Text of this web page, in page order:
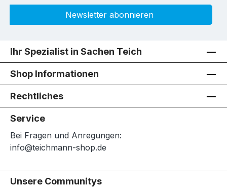
Newsletter abonnieren
Ihr Spezialist in Sachen Teich
Shop Informationen
Rechtliches
Service
Bei Fragen und Anregungen:
info@teichmann-shop.de
Unsere Communitys